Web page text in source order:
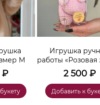
М
₽
Игрушка
работы «Розовая
2 500₽
Добавить к